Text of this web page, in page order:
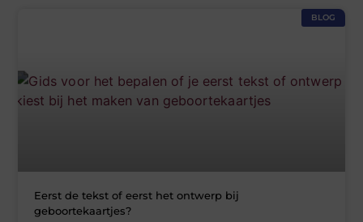
BLOG
Eerst de tekst of eerst het ontwerp bij
geboortekaartjes?